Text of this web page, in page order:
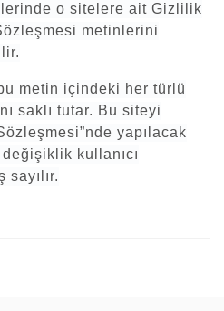
o sitelere ait Gizlilik
metinlerini
metin içindeki her türlü
saklı tutar. Bu siteyi
yapılacak
kullanıcı